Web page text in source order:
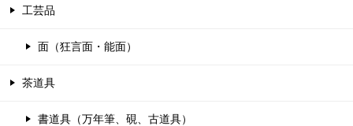
工芸品
面（狂言面・能面）
茶道具
書道具（万年筆、硯、古道具）